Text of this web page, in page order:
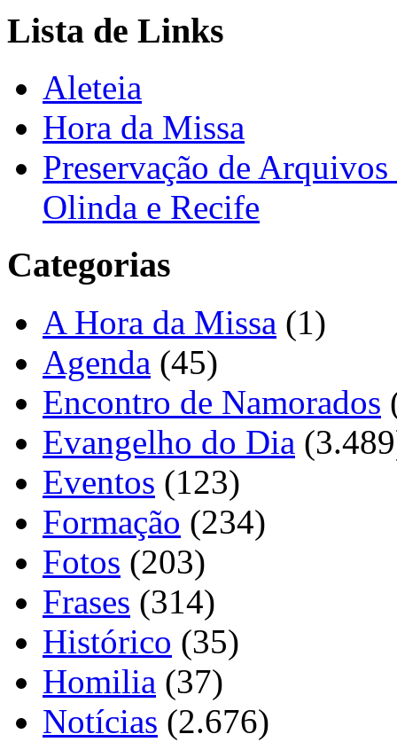
Lista de Links
Aleteia
Hora da Missa
Preservação de
Olinda e Recife
Categorias
A Hora da Missa (1)
Agenda (45)
Encontro de Namorados
Evangelho do Dia
Eventos (123)
Formação (234)
Fotos (203)
Frases (314)
Histórico (35)
Homilia (37)
Notícias (2.676)